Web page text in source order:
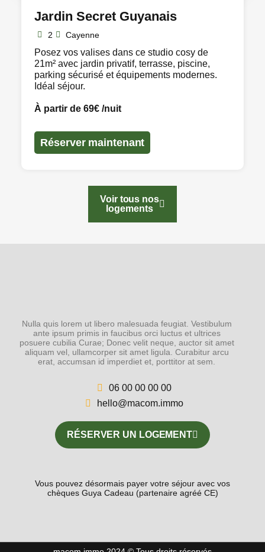
Jardin Secret Guyanais
2 Cayenne
Posez vos valises dans ce studio cosy de
21m² avec jardin privatif, terrasse, piscine,
parking sécurisé et équipements modernes.
Idéal séjour.
À partir de 69€ /nuit
Réserver maintenant
Voir tous nos
logements
Nulla quis lorem ut libero malesuada feugiat. Vestibulum
ante ipsum primis in faucibus orci luctus et ultrices
posuere cubilia Curae; Donec velit neque, auctor sit amet
aliquam vel, ullamcorper sit amet ligula. Curabitur arcu
erat, accumsan id imperdiet et, porttitor at sem.
06 00 00 00 00
hello@macom.immo
RÉSERVER UN LOGEMENT
Vous pouvez désormais payer votre séjour avec vos
chèques Guya Cadeau (partenaire agréé CE)